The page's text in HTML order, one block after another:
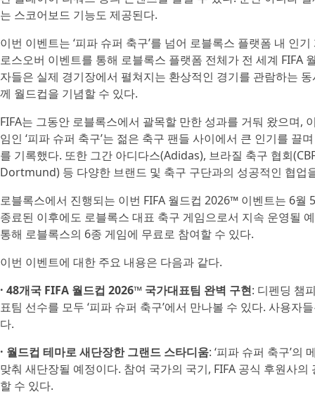
는 스코어보드 기능도 제공된다.
이번 이벤트는 ‘피파 슈퍼 축구’를 넘어 로블록스 플랫폼 내 인
로스오버 이벤트를 통해 로블록스 플랫폼 전체가 전 세계 FIFA
자들은 실제 경기장에서 펼쳐지는 환상적인 경기를 관람하는
께 월드컵을 기념할 수 있다.
FIFA는 그동안 로블록스에서 괄목할 만한 성과를 거둬 왔으며,
임인 ‘피파 슈퍼 축구’는 젊은 축구 팬들 사이에서 큰 인기를
를 기록했다. 또한 그간 아디다스(Adidas), 브라질 축구 협회
Dortmund) 등 다양한 브랜드 및 축구 구단과의 성공적인 협업
로블록스에서 진행되는 이번 FIFA 월드컵 2026™ 이벤트는 6월
종료된 이후에도 로블록스 대표 축구 게임으로서 지속 운영될
통해 로블록스의 6종 게임에 무료로 참여할 수 있다.
이번 이벤트에 대한 주요 내용은 다음과 같다.
· 48개국 FIFA 월드컵 2026™ 국가대표팀 완벽 구현: 디펜딩 챔
표팀 선수를 모두 ‘피파 슈퍼 축구’에서 만나볼 수 있다. 사용
다.
· 월드컵 테마로 새단장한 그랜드 스타디움: ‘피파 슈퍼 축구’
맞춰 새단장될 예정이다. 참여 국가의 국기, FIFA 공식 후원사
할 수 있다.